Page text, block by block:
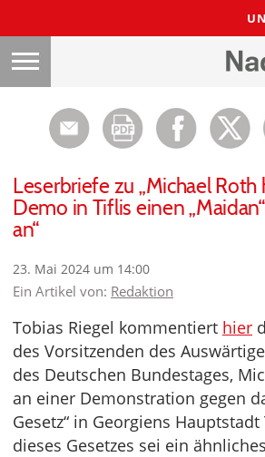
Leserbriefe zu „Michael Roth
Demo in Tiflis einen
an“
23. Mai 2024 um 14:00
Ein Artikel von: Redaktion
Tobias Riegel kommentiert hier
des Vorsitzenden des
des Deutschen Bundestages,
an einer Demonstration gegen
Gesetz“ in Georgiens
dieses Gesetzes sei ein